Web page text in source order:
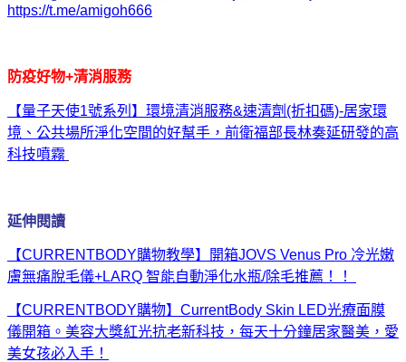
https://t.me/amigoh666
防疫好物+清消服務
【量子天使1號系列】環境清消服務&速清劑(折扣碼)-居家環
境、公共場所淨化空間的好幫手，前衛福部長林奏延研發的高
科技噴霧
延伸閱讀
【CURRENTBODY購物教學】開箱JOVS Venus Pro 冷光嫩
膚無痛脫毛儀+LARQ 智能自動淨化水瓶/除毛推薦！！
【CURRENTBODY購物】CurrentBody Skin LED光療面膜
儀開箱。美容大獎紅光抗老新科技，每天十分鐘居家醫美，愛
美女孩必入手！